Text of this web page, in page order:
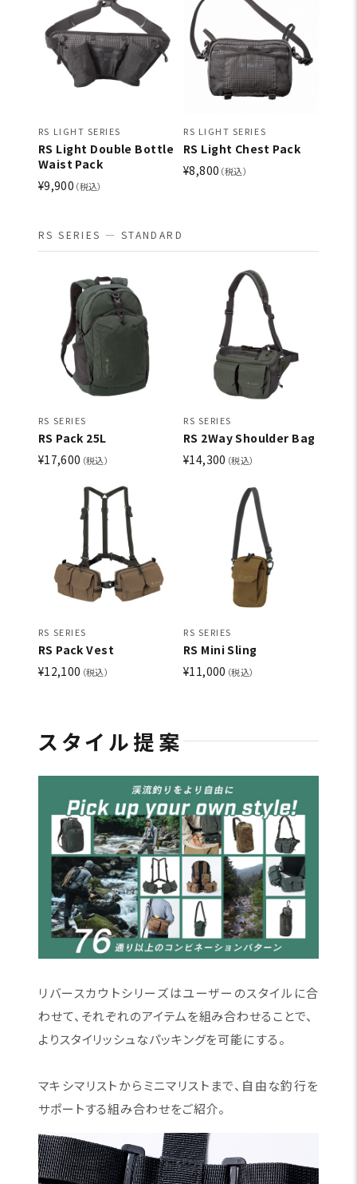
RS LIGHT SERIES
RS Light Double Bottle
Waist Pack
¥9,900 （税込）
RS LIGHT SERIES
RS Light Chest Pack
¥8,800 （税込）
RS SERIES — STANDARD
RS SERIES
RS Pack 25L
¥17,600 （税込）
RS SERIES
RS 2Way Shoulder Bag
¥14,300 （税込）
RS SERIES
RS Pack Vest
¥12,100 （税込）
RS SERIES
RS Mini Sling
¥11,000 （税込）
スタイル提案
リバースカウトシリーズはユーザーのスタイルに合
わせて、それぞれのアイテムを組み合わせることで、
よりスタイリッシュなパッキングを可能にする。
マキシマリストからミニマリストまで、自由な釣行を
サポートする組み合わせをご紹介。